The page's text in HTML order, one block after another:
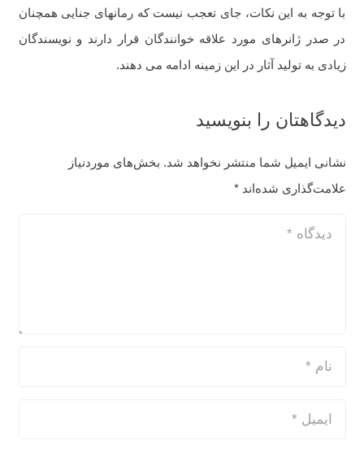
با توجه به این نکات، جای تعجب نیست که رمانهای جنایی همچنان
در صدر ژانرهای مورد علاقه خوانندگان قرار دارند و نویسندگان
زیادی به تولید آثار در این زمینه ادامه می‌ دهند.
دیدگاهتان را بنویسید
نشانی ایمیل شما منتشر نخواهد شد. بخش‌های موردنیاز
علامت‌گذاری شده‌اند*